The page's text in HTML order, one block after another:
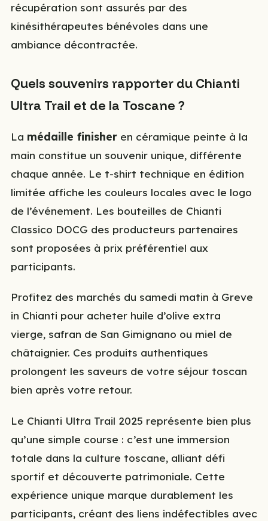
récupération sont assurés par des
kinésithérapeutes bénévoles dans une
ambiance décontractée.
Quels souvenirs rapporter du Chianti
Ultra Trail et de la Toscane ?
La médaille finisher en céramique peinte à la
main constitue un souvenir unique, différente
chaque année. Le t-shirt technique en édition
limitée affiche les couleurs locales avec le logo
de l’événement. Les bouteilles de Chianti
Classico DOCG des producteurs partenaires
sont proposées à prix préférentiel aux
participants.
Profitez des marchés du samedi matin à Greve
in Chianti pour acheter huile d’olive extra
vierge, safran de San Gimignano ou miel de
châtaignier. Ces produits authentiques
prolongent les saveurs de votre séjour toscan
bien après votre retour.
Le Chianti Ultra Trail 2025 représente bien plus
qu’une simple course : c’est une immersion
totale dans la culture toscane, alliant défi
sportif et découverte patrimoniale. Cette
expérience unique marque durablement les
participants, créant des liens indéfectibles avec